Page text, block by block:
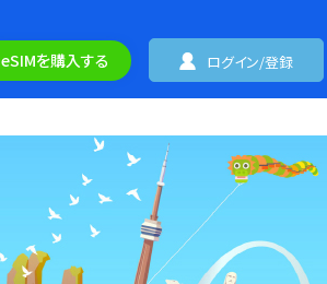
eSIMを購入する ログイン/登録